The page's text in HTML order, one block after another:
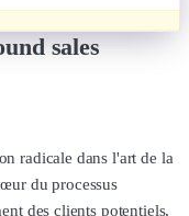
sales
radicale dans l'art de la
du processus
des clients potentiels,